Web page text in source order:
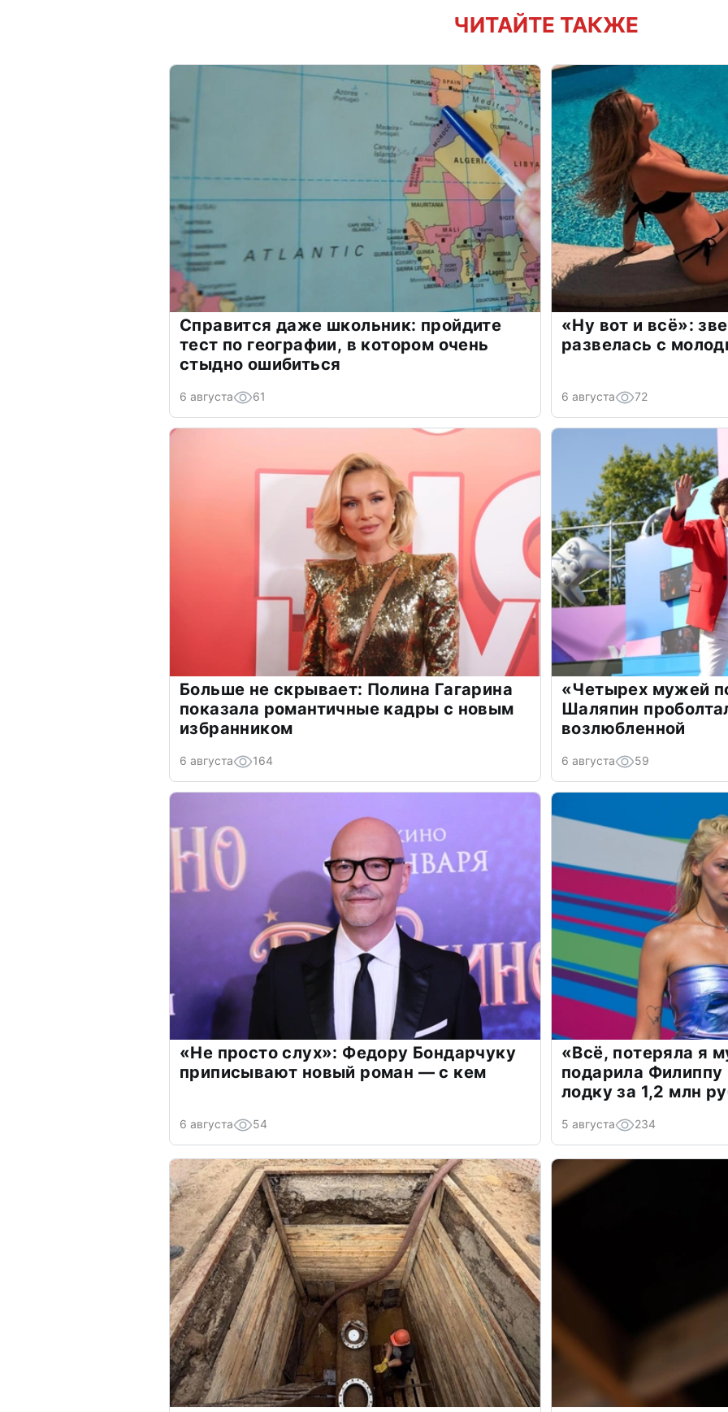
ЧИТАЙТЕ ТАКЖЕ
Справится даже школьник: пройдите
тест по географии, в котором очень
стыдно ошибиться
6 августа 61
«Ну вот и всё»:
развелась с
6 августа 72
Больше не скрывает: Полина Гагарина
показала романтичные кадры с новым
избранником
6 августа 164
«Четырех мужей
Шаляпин
возлюбленной
6 августа 59
«Не просто слух»: Федору Бондарчуку
приписывают новый роман — с кем
6 августа 54
«Всё, потеряла я
подарила
лодку за 1,2 млн
5 августа 234